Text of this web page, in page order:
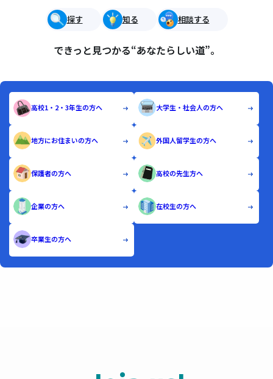
探す 知る 相談する
できっと見つかる“あなたらしい道”。
高校1・2・3年生の方へ 大学生・社会人の方へ
地方にお住まいの方へ 外国人留学生の方へ
保護者の方へ 高校の先生方へ
企業の方へ 在校生の方へ
卒業生の方へ